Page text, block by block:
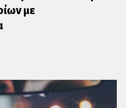
με